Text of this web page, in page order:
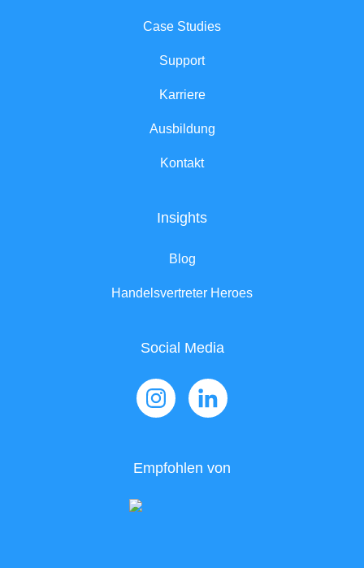
Case Studies
Support
Karriere
Ausbildung
Kontakt
Insights
Blog
Handelsvertreter Heroes
Social Media
Empfohlen von